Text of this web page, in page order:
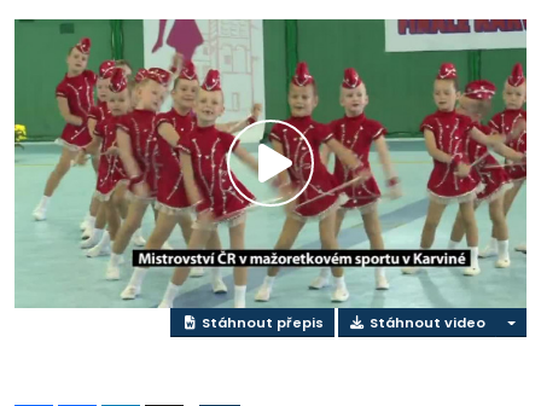
Přehrát
video
Stáhnout přepis Stáhnout video